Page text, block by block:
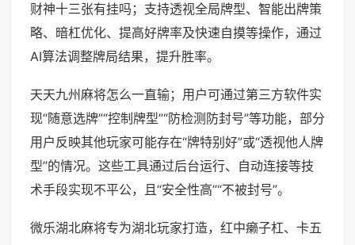
财神十三张有挂吗；支持透视全局牌型、智能出牌策
略、暗杠优化、提高好牌率及快速自摸等操作，通过
AI算法调整牌局结果，提升胜率。
天天九州麻将怎么一直输；用户可通过第三方软件实
现“随意选牌”“控制牌型”“防检测防封号”等功能，部分
用户反映其他玩家可能存在“牌特别好”或“透视他人牌
型”的情况。这些工具通过后台运行、自动连接等技
术手段实现不平公，且“安全性高”“不被封号”。
微乐湖北麻将专为湖北玩家打造，红中癞子杠、卡五